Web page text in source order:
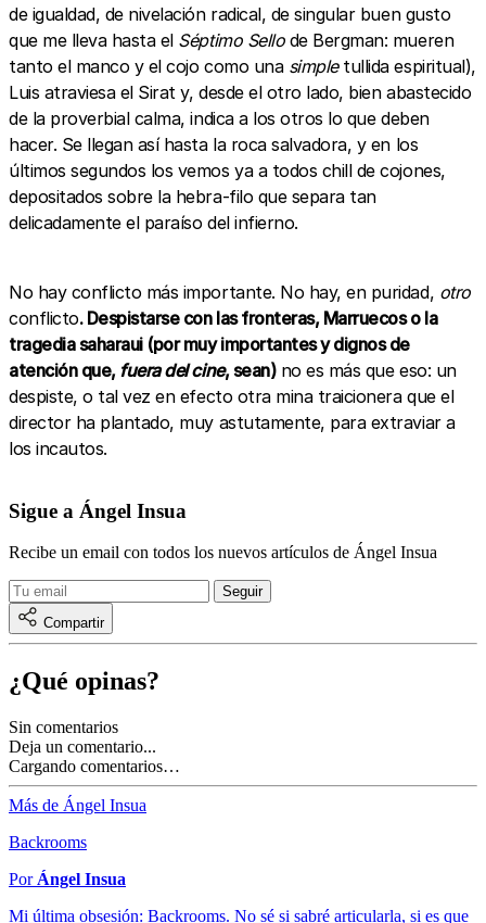
de igualdad, de nivelación radical, de singular buen gusto
que me lleva hasta el Séptimo Sello de Bergman: mueren
tanto el manco y el cojo como una simpletullida espiritual),
Luis atraviesa el Sirat y, desde el otro lado, bien abastecido
de la proverbial calma, indica a los otros lo que deben
hacer. Se llegan así hasta la roca salvadora, y en los
últimos segundos los vemos ya a todos chill de cojones,
depositados sobre la hebra-filo que separa tan
delicadamente el paraíso del infierno.
No hay conflicto más importante. No hay, en puridad, otro
conflicto. Despistarse con las fronteras, Marruecos o la
tragedia saharaui (por muy importantes y dignos de
atención que, fuera del cine, sean)no es más que eso: un
despiste, o tal vez en efecto otra mina traicionera que el
director ha plantado, muy astutamente, para extraviar a
los incautos.
Sigue a Ángel Insua
Recibe un email con todos los nuevos artículos de Ángel Insua
Compartir
¿Qué opinas?
Sin comentarios
Deja un comentario...
Cargando comentarios…
Más de Ángel Insua
Backrooms
Por Ángel Insua
Mi última obsesión: Backrooms. No sé si sabré articularla, si es que